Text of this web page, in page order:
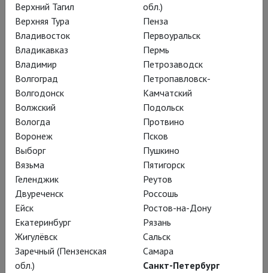
Биография
Любимый актер тогда - принца Чарльза, а ныне - короля
Карла III, и рыцарь-командор ордена Британской империи,
он родился в литовской еврейской семье в Кейптауне
(Южная Африка) и стал гражданином Великобритании в
1979 году, когда ему было уже тридцать лет. Этому
предшествовала обязательная служба в Силах обороны
Южной Африки и отказ на прослушивании в лондонской
Центральной школе речи и драмы и Королевской академии
драматического искусства (RADA) в 1968 году.
С 1969 по 1971 год Энтони Шер учился в Академии
драматического искусства Уэббера Дугласа, а затем
прошел годичный курс последипломного образования,
проводимом совместно факультетом драмы
Манчестерского университета и Манчестерской
театральной школой.
Верхний Тагил
Верхняя Тура
Владивосток
Владикавказ
Владимир
Волгоград
Волгодонск
Волжский
Вологда
Воронеж
Выборг
Вязьма
Геленджик
Двуреченск
Ейск
Екатеринбург
Жигулёвск
Заречный (Пензенская
обл.)
обл.)
Пенза
Первоуральск
Пермь
Петрозаводск
Петропавловск-
Камчатский
Подольск
Протвино
Псков
Пушкино
Пятигорск
Реутов
Россошь
Ростов-на-Дону
Рязань
Сальск
Самара
Санкт-Петербург